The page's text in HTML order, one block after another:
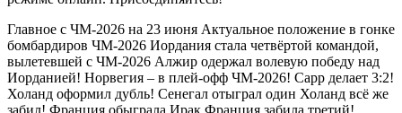
Главное с ЧМ-2026 на 23 июня Актуальное положение в гонке
бомбардиров ЧМ-2026 Иордания стала четвёртой командой,
вылетевшей с ЧМ-2026 Алжир одержал волевую победу над
Иорданией! Норвегия – в плей-офф ЧМ-2026! Сарр делает 3:2!
Холанд оформил дубль! Сенегал отыграл один Холанд всё же
забил! Франция обыграла Ирак Франция забила третий!